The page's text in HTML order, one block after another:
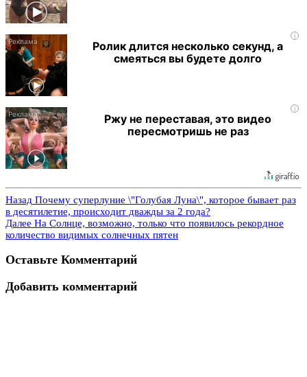
i
Ролик длится несколько секунд, а
смеяться вы будете долго
i
Ржу не переставая, это видео
пересмотришь не раз
Назад Почему суперлуние \"Голубая Луна\", которое бывает раз
в десятилетие, происходит дважды за 2 года?
Далее На Солнце, возможно, только что появилось рекордное
количество видимых солнечных пятен
Оставьте Комментарий
Добавить комментарий